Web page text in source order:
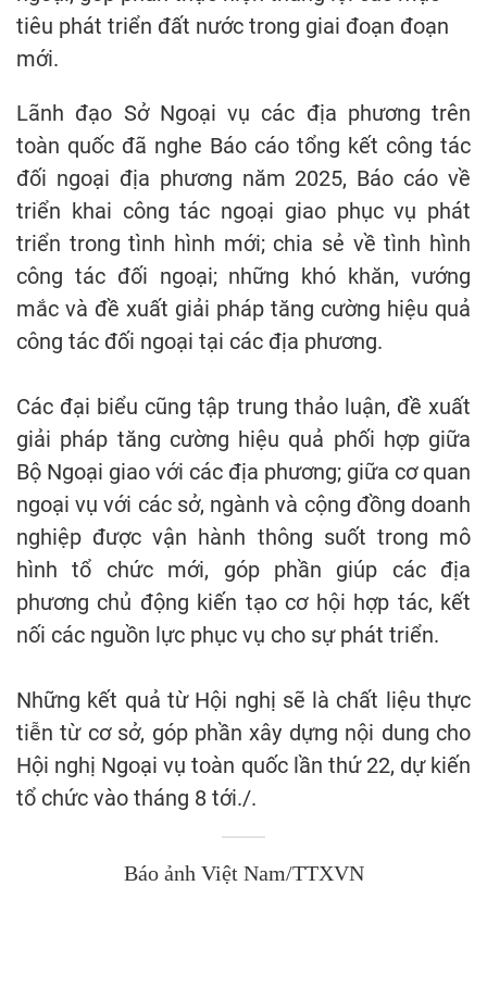
tiêu phát triển đất nước trong giai đoạn đoạn
mới.
Lãnh đạo Sở Ngoại vụ các địa phương trên
toàn quốc đã nghe Báo cáo tổng kết công tác
đối ngoại địa phương năm 2025, Báo cáo về
triển khai công tác ngoại giao phục vụ phát
triển trong tình hình mới; chia sẻ về tình hình
công tác đối ngoại; những khó khăn, vướng
mắc và đề xuất giải pháp tăng cường hiệu quả
công tác đối ngoại tại các địa phương.
Các đại biểu cũng tập trung thảo luận, đề xuất
giải pháp tăng cường hiệu quả phối hợp giữa
Bộ Ngoại giao với các địa phương; giữa cơ quan
ngoại vụ với các sở, ngành và cộng đồng doanh
nghiệp được vận hành thông suốt trong mô
hình tổ chức mới, góp phần giúp các địa
phương chủ động kiến tạo cơ hội hợp tác, kết
nối các nguồn lực phục vụ cho sự phát triển.
Những kết quả từ Hội nghị sẽ là chất liệu thực
tiễn từ cơ sở, góp phần xây dựng nội dung cho
Hội nghị Ngoại vụ toàn quốc lần thứ 22, dự kiến
tổ chức vào tháng 8 tới./.
Báo ảnh Việt Nam/TTXVN